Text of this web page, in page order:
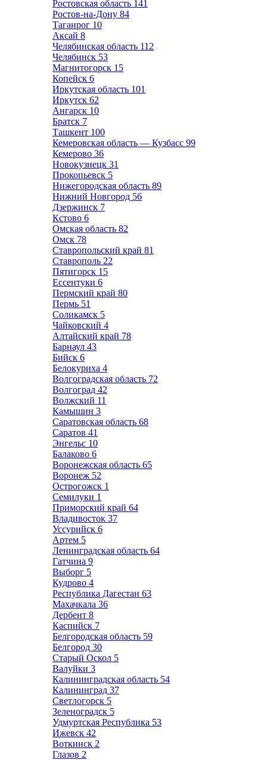
Ростовская область 141
Ростов-на-Дону 84
Таганрог 10
Аксай 8
Челябинская область 112
Челябинск 53
Магнитогорск 15
Копейск 6
Иркутская область 101
Иркутск 62
Ангарск 10
Братск 7
Ташкент 100
Кемеровская область — Кузбасс 99
Кемерово 36
Новокузнецк 31
Прокопьевск 5
Нижегородская область 89
Нижний Новгород 56
Дзержинск 7
Кстово 6
Омская область 82
Омск 78
Ставропольский край 81
Ставрополь 22
Пятигорск 15
Ессентуки 6
Пермский край 80
Пермь 51
Соликамск 5
Чайковский 4
Алтайский край 78
Барнаул 43
Бийск 6
Белокуриха 4
Волгоградская область 72
Волгоград 42
Волжский 11
Камышин 3
Саратовская область 68
Саратов 41
Энгельс 10
Балаково 6
Воронежская область 65
Воронеж 52
Острогожск 1
Семилуки 1
Приморский край 64
Владивосток 37
Уссурийск 6
Артем 5
Ленинградская область 64
Гатчина 9
Выборг 5
Кудрово 4
Республика Дагестан 63
Махачкала 36
Дербент 8
Каспийск 7
Белгородская область 59
Белгород 30
Старый Оскол 5
Валуйки 3
Калининградская область 54
Калининград 37
Светлогорск 5
Зеленоградск 5
Удмуртская Республика 53
Ижевск 42
Воткинск 2
Глазов 2